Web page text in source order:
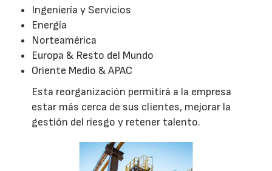
Ingeniería y Servicios
Energía
Norteamérica
Europa & Resto del Mundo
Oriente Medio & APAC
Esta reorganización permitirá a la empresa
estar más cerca de sus clientes, mejorar la
gestión del riesgo y retener talento.